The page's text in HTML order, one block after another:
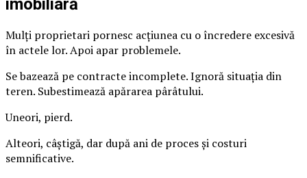
imobiliară
Mulți proprietari pornesc acțiunea cu o încredere excesivă
în actele lor. Apoi apar problemele.
Se bazează pe contracte incomplete. Ignoră situația din
teren. Subestimează apărarea pârâtului.
Uneori, pierd.
Alteori, câștigă, dar după ani de proces și costuri
semnificative.